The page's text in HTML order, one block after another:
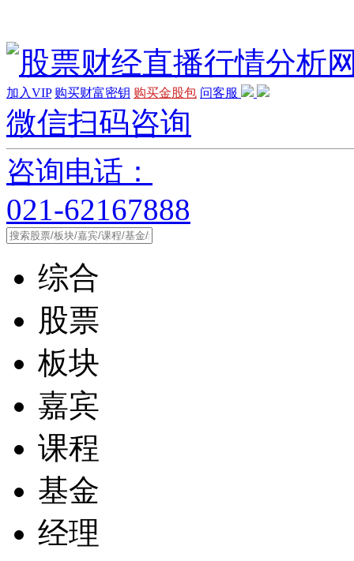
加入VIP 购买财富密钥 购买金股包 问客服
微信扫码咨询
咨询电话：
021-62167888
综合
股票
板块
嘉宾
课程
基金
经理